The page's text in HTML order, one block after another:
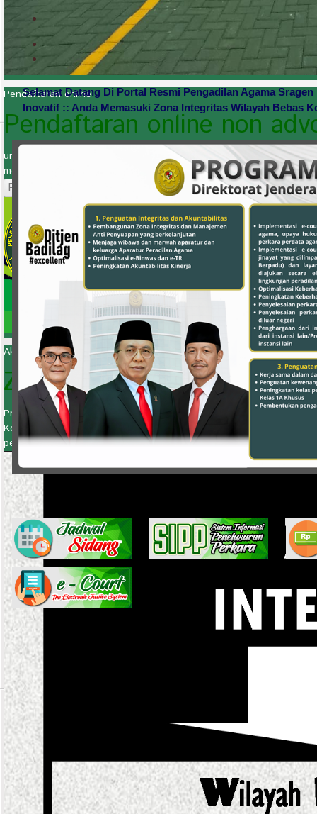
Pendaftaran online
Pendaftaran online non
untuk menekan penyebaran Virus Covid 19, maka bagi
menggunakan fasilitas Pendaftaran Online tanpa harus datang
Pendaftaran Online
Akuntable, Solid, Responsif, Inovatif
ZONA INTEGRITAS
Predikat yang diberikan kepada instansi pemerintah yang mana
Korupsi dan Wilayah Birokrasi Bersih dan Melayani (WBK &
peningkatan kualitas pelayanan publik.
Selamat Datang Di Portal Resmi Pengadilan Agama
Inovatif :: Anda Memasuki Zona Integritas Wilayah Bebas
Tampilkan #
JUDUL
Penyumpahan Apprasial Untuk Keperluan Eksekusi Lelang di PA